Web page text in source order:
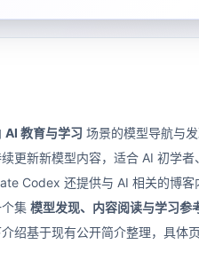
AI 教育与学习 场景的模型导航与
更新新模型内容，适合 AI 初学者
Codex 还提供与 AI 相关的博
集 模型发现、内容阅读与学习参
绍基于现有公开简介整理，具体